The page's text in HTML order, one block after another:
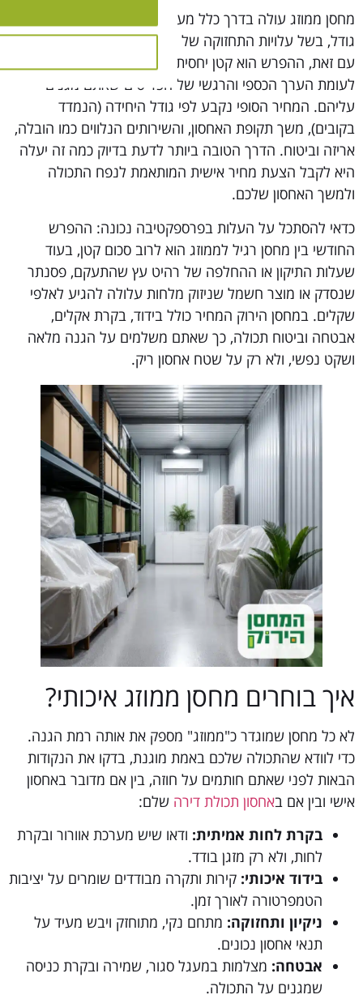
מחסן ממוזג עולה בדרך כלל מעט יותר ממחסן רגיל באותו
גודל, בשל עלויות התחזוקה של מערכות המיזוג ובקרת הלחות.
עם זאת, ההפרש הוא קטן יחסית, ובמרבית המקרים הוא זניח
לעומת הערך הכספי והרגשי של הפריטים שאתם מגנים
עליהם. המחיר הסופי נקבע לפי גודל היחידה (הנמדד
בקובים), משך תקופת האחסון, והשירותים הנלווים כמו הובלה,
אריזה וביטוח. הדרך הטובה ביותר לדעת בדיוק כמה זה יעלה
היא לקבל הצעת מחיר אישית המותאמת לנפח התכולה
ולמשך האחסון שלכם.
כדאי להסתכל על העלות בפרספקטיבה נכונה: ההפרש
החודשי בין מחסן רגיל לממוזג הוא לרוב סכום קטן, בעוד
שעלות התיקון או ההחלפה של רהיט עץ שהתעקם, פסנתר
שנסדק או מוצר חשמל שניזוק מלחות עלולה להגיע לאלפי
שקלים. במחסן הירוק המחיר כולל בידוד, בקרת אקלים,
אבטחה וביטוח תכולה, כך שאתם משלמים על הגנה מלאה
ושקט נפשי, ולא רק על שטח אחסון ריק.
איך בוחרים מחסן ממוזג איכותי?
לא כל מחסן שמוגדר כ"ממוזג" מספק את אותה רמת הגנה.
כדי לוודא שהתכולה שלכם באמת מוגנת, בדקו את הנקודות
הבאות לפני שאתם חותמים על חוזה, בין אם מדובר באחסון
אישי ובין אם באחסון תכולת דירהשלם:
בקרת לחות אמיתית:ודאו שיש מערכת אוורור ובקרת
לחות, ולא רק מזגן בודד.
בידוד איכותי:קירות ותקרה מבודדים שומרים על יציבות
הטמפרטורה לאורך זמן.
ניקיון ותחזוקה:מתחם נקי, מתוחזק ויבש מעיד על
תנאי אחסון נכונים.
אבטחה:מצלמות במעגל סגור, שמירה ובקרת כניסה
שמגנים על התכולה.